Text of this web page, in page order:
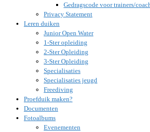
Gedragscode voor trainers/
Privacy Statement
Leren duiken
Junior Open Water
1-Ster opleiding
2-Ster Opleiding
3-Ster Opleiding
Specialisaties
Specialisaties jeugd
Freediving
Proefduik maken?
Documenten
Fotoalbums
Evenementen